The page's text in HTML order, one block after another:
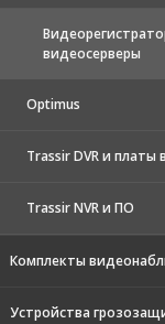
видеосерверы
Optimus
Trassir DVR и платы
Trassir NVR и ПО
Комплекты
Устройства